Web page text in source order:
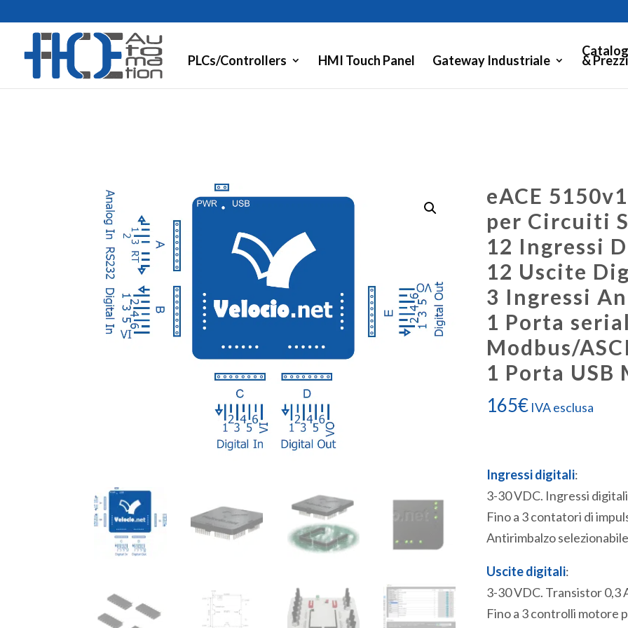
PLCs/Controllers HMI Touch Panel Gateway Industriale & Prezzi
eACE
per Circuiti
12 Ingressi
12 Uscite
3 Ingressi
1 Porta
Modbus/
1 Porta USB
165€ IVA esclusa
Ingressi digitali:
3-30 VDC. Ingressi
Fino a 3 contatori di
Antirimbalzo
Uscite digitali:
3-30 VDC. Transistor 0,3
Fino a 3 controlli motore